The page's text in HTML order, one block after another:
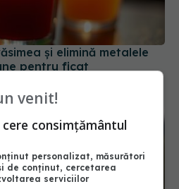
și elimină metalele
pentru ficat
venit!
cere consimțământul
personalizat, măsurători
de conținut, cercetarea
serviciilor